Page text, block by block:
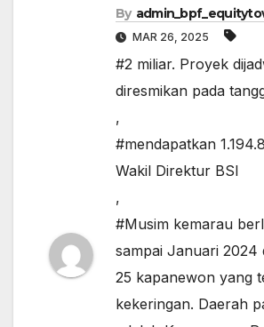
By
MAR 26, 2025
#2 miliar. Proyek
diresmikan pada
,
#mendapatkan
Wakil Direktur BSI
,
#Musim kemarau
sampai Januari 2024
25 kapanewon yang
kekeringan. Daerah